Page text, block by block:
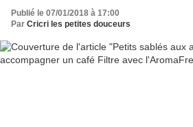
Publié le 07/01/2018 à 17:00
Par Cricri les petites douceurs